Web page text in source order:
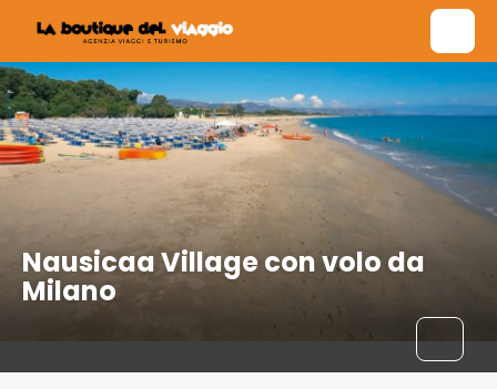
Nausicaa Village con volo da
Milano